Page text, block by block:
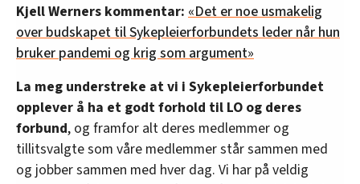
Kjell Werners kommentar: «Det er noe usmakelig
over budskapet til Sykepleierforbundets leder når hun
bruker pandemi og krig som argument»
La meg understreke at vi i Sykepleierforbundet
opplever å ha et godt forhold til LO og deres
forbund, og framfor alt deres medlemmer og
tillitsvalgte som våre medlemmer står sammen med
og jobber sammen med hver dag. Vi har på veldig